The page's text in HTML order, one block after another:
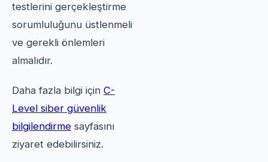
testlerini gerçekleştirme
sorumluluğunu üstlenmeli
ve gerekli önlemleri
almalıdır.
Daha fazla bilgi için C-
Level siber güvenlik
bilgilendirme sayfasını
ziyaret edebilirsiniz.